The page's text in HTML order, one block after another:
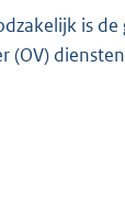
is
(OV)